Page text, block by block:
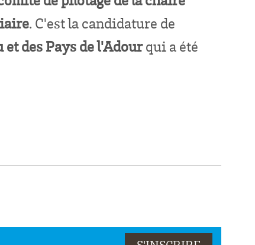
. C'est la candidature de
des Pays de l'Adourqui a été